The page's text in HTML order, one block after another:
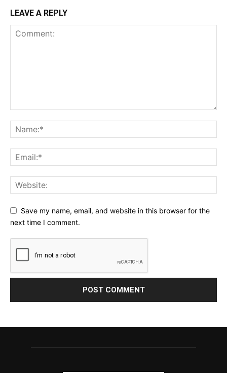
LEAVE A REPLY
Save my name, email, and website in this browser for the
next time I comment.